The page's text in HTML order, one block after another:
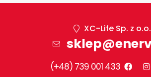
XC-Life Sp. z o.o.
(+48) 739 001 433